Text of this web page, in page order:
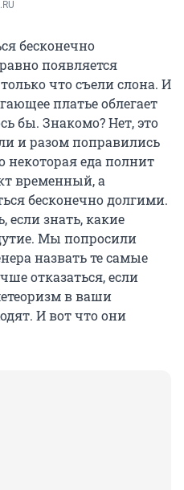
бесконечно
появляется
что съели слона. И
платье облегает
бы. Знакомо? Нет, это
и разом поправились
некоторая еда полнит
временный, а
бесконечно долгими.
если знать, какие
Мы попросили
назвать те самые
отказаться, если
в ваши
И вот что они